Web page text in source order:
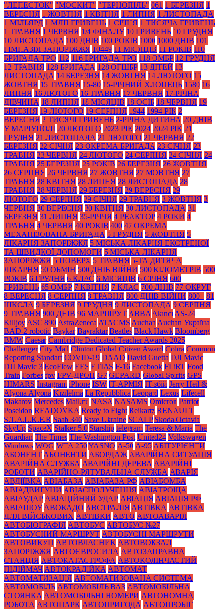
"ЛЕПЕСТОК" "МОСКИТ" "ТЕРНОПІЛЬ" 061 1 БЕРЕЗНЯ 1
ВЕРЕСНЯ 1 ЖОВТНЯ 1 КВІТНЯ 1 ЛИПНЯ 1 ЛИСТОПАДА
1 МІЛЬЯРД 1 МЛН ГРИВЕНЬ 1 СІЧНЯ 1 ТИСЯЧА ГРИВЕНЬ
1 ТРАВНЯ 1 ЧЕРВНЯ 1/4 ФІНАЛУ 10 ГРИВЕНЬ 10 ГРУДНЯ
10 ЛИСТОПАДА 100 ДНІВ 100 РОКІВ 1000 1000 ДНІВ 101
ГІМНАЗІЯ ЗАПОРІЖЖЯ 10449 11 МІСЯЦІВ 11 РОКІВ 110
БРИГАДА ТРО 112 116 БРИГАДА ТРО 118 ОМБР 12 ГРУДНЯ
12 ТРАВНЯ 128 БРИГАДА 128 ОГШБР 13 ДІТЕЙ 13
ЛИСТОПАДА 14 БЕРЕЗНЯ 14 ЖОВТНЯ 14 ЛЮТОГО 15
ЖОВТНЯ 15 ТРАВНЯ 15-80 15-РІЧНИЙ ХЛОПЕЦЬ 1580 16
ЛИПНЯ 16 ЛЮТОГО 16 ТРАВНЯ 17 ЧЕРВНЯ 17-РІЧНА
ДІВЧИНА 18 ЛИПНЯ 18 МІСЯЦІВ 18 ОСІБ 18 ЧЕРВНЯ 19
БЕРЕЗНЯ 19 ЛЮТОГО 19 СЕРПНЯ 1944 1994 РІК 2
ВЕРЕСНЯ 2 ТИСЯЧІ ГРИВЕНЬ 2-РІЧНА ДИТИНА 20 ДНІВ
У МАРІУПОЛІ 20 ЛЮТОГО 2023 РІК 2024 2024 РІК 21
ГРУДНЯ 21 ЛИСТОПАДА 21 ЛЮТОГО 21 ЧЕРВНЯ 22
БЕРЕЗНЯ 22 СІЧНЯ 23 ОКРЕМА БРИГАДА 23 СІЧНЯ 23
ТРАВНЯ 23 ЧЕРВНЯ 24 ЛЮТОГО 24 СЕРПНЯ 24 СІЧНЯ 24
ТРАВНЯ 25 БЕРЕЗНЯ 25 РОКІВ 26 БЕРЕЗНЯ 26 ЖОВТНЯ
26 СЕРПНЯ 26 ЧЕРВНЯ 27 ЖОВТНЯ 27 МОВТНЯ 27
ТРАВНЯ 28 КВІТНЯ 28 ЛИПНЯ 28 ЛИСТОПАДА 28
ТРАВНЯ 28 ЧЕРВНЯ 29 БЕРЕЗНЯ 29 ВЕРЕСНЯ 29
ЛЮТОГО 29 СЕРПНЯ 29 СІЧНЯ 29 ТРАВНЯ 3 ЖОВТНЯ 3
ЧЕРВНЯ 30 ВЕРЕСНЯ 30 КВІТНЯ 30 ЛИСТОПАДА 31
БЕРЕЗНЯ 31 ЛИПНЯ 35-РІЧЧЯ 4 РЕАКТОР 4 РОКИ 4
ТРАВНЯ 4 ЧЕРВНЯ 40 РОКІВ 400 47 ОКРЕМА
МЕХАНІЗОВАНА БРИГАДА 5 ГРУДНЯ 5 ЖОВТНЯ 5
ЛІКАРНЯ ЗАПОРІЖЖЯ 5 МІСЬКА ЛІКАРНЯ ЕКСТРЕНОЇ
ТА ШВИДКОЇ ДОПОМОГИ 5 МІСЬКА ЛІКАРНЯ
ЗАПОРІЖЖЯ 5 ПОВЕРХ 5 ТРАВНЯ 5-ТА ДИТЯЧА
ЛІКАРНЯ 50 ОБМІН 500 ДНІВ ВІЙНИ 500 КІЛОМЕТРІВ 500
РОКІВ 6 ГРУДНЯ 6 КЛАС 6 МІСЯЦІВ 6 СІЧНЯ 600
ГРИВЕНЬ 65 ОМБР 7 КВІТНЯ 7 КЛАС 700 ДНІВ 77 ОКРУГ
8 ВЕРЕСНЯ 8 СЕРПНЯ 8 ТРАВНЯ 800 ДНІВ ВІЙНИ 800+ 81
ШКОЛА 9 БЕРЕЗНЯ 9 ГРУДНЯ 9 ЛИСТОПАДА 9 СЕРПНЯ
9 ТРАВНЯ 900 ДНІВ 96 МАРШРУТ ABBA Akıncı AS-24
Killjoy ASC 890 AstraZeneca ATACMS Auchan Auchan Україна
BAD-2 robotic Baykar Bayraktar Beatles Black Нawk Bloomberg
BMW Caesar Cambridge Dedicated Teacher Awards 2025
Challenger City Mall Clinton Global Citizen Award Cobra Common
Reporting Standart COVID-19 DAAD David Guetta DJI Mavic
DJI Mavic 3 EcoFlow EES ETIAS F-16 Facebook FLiRT Food
Train Forbes fpv FPV-ДРОН G7 GEPARD Global Spirits GPS
HIMARS Instagram iPhone ISW IT-АРМІЯ IT-збій Jerry Heil &
Alyona Alyona Kızılelma La Repubblica Leopard Lexus Lifecell
Makarov Mercedes Mаil.гu NASA NASAMS Omicron Patriot
Poseidon READOVKA Ready to Fight Reikartz RENAULT
S.T.A.L.K.E.R Saab 340 Save Ukraine SCALP Skoda Octavia
SkyUp SpaceX Stalker 5.0 Starship telegram Teresa & Maria The
Guardian The Times The Washington Post United24 Volkswagen
Windows WOG WTA 250YASNO А-50 А-95 АБІТУРІЄНТИ
АБОНЕНТ АБОНЕНТИ АБОРДАЖ АВАРІЙНА СИТУАЦІЯ
АВАРІЙНА СЛУЖБА АВАРІЙНІ ДЕРЕВА АВАРІЙНІ
РОБОТИ АВАРІЙНО-РЯТУВАЛЬНА СЛУЖБА АВАРІЯ
АВДІЇВКА АВІАБАЗА АВІАБАЗА РФ АВІАБОМБА
АВІАДВИГУНИ АВІАСПОЛУЧЕННЯ АВІАТРОЩА
АВІАУДАР АВІАЦІЙНИЙ УДАР АВІАЦІЯ АВІАЦІЯ РФ
АВІАШОУ АВОКАДО АВСТРАЛІЯ АВТІВКА АВТІВКА
ДЛЯ ВІЙСЬКОВИХ АВТІВКИ АВТО АВТОАВАРІЯ
АВТОБІОГРАФІЯ АВТОБУС АВТОБУС №27
АВТОБУСНИЙ МАРШРУТ АВТОБУСНІ МАРШРУТИ
АВТОВИКУП АВТОВЛАСНИК АВТОВОКЗАЛ
ЗАПОРІЖЖЯ АВТОЄВРОСИЛА АВТОЗАПРАВНА
СТАНЦІЯ АВТОКАТАСТРОФА АВТОКОЛІНЧАСТИЙ
ПІДІЙМАЧ АВТОКРАДІЙКА АВТОМАТ
АВТОМАТИЗАЦІЯ АВТОМАТИЗОВАНА СИСТЕМА
АВТОМОБІЛЬ АВТОМОБІЛЬ ВАЗ АВТОМОБІЛЬНА
СТОЯНКА АВТОМОБІЛЬНІ НОМЕРИ АВТОНОМНА
РОБОТА АВТОПАРК АВТОПРИГОДА АВТОПРОБІГ